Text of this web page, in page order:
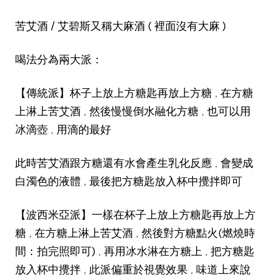
苦艾酒 / 艾碧斯又稱大麻酒 ( 裡面沒有大麻 )
喝法分為兩大派：
【傳統派】杯子上放上方糖匙再放上方糖 ， 在方糖
上淋上苦艾酒 ， 然後慢慢倒水融化方糖 ， 也可以用
冰滴壺 ， 用滴的最好
此時苦艾酒跟方糖還有水會產生乳化反應 ， 會變成
白濁色的液體 ， 最後把方糖匙放入杯中攪拌即可
【波西米亞派】一樣在杯子上放上方糖匙再放上方
糖 ， 在方糖上淋上苦艾酒 ， 然後對方糖點火(燃燒時
間：拍完照即可) ， 再用冰水淋在方糖上 ， 把方糖匙
放入杯中攪拌 ， 此派偏重於視覺效果 ， 味道上來說